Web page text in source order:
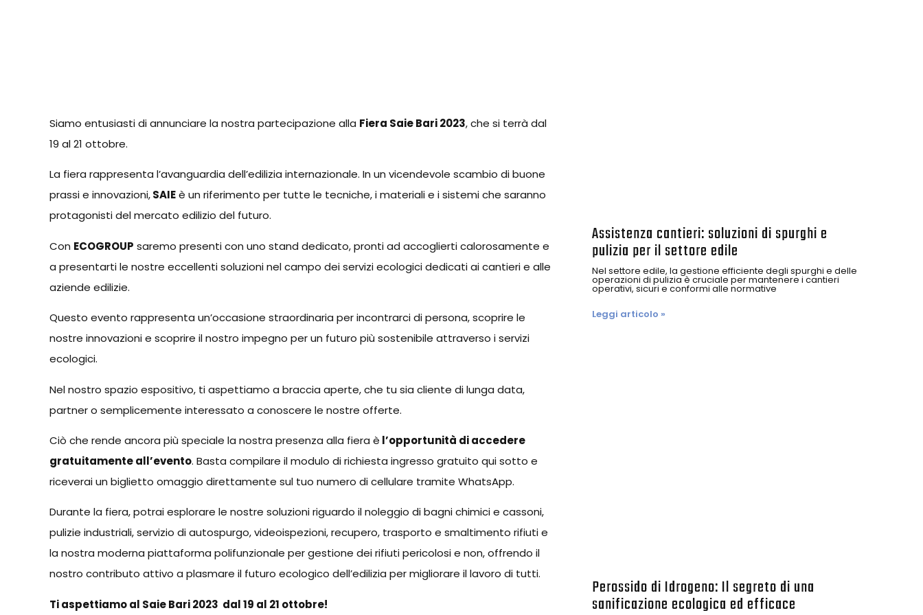
Siamo entusiasti di annunciare la nostra partecipazione alla Fiera Saie Bari 2023, che si terrà dal
19 al 21 ottobre.
La fiera rappresenta l’avanguardia dell’edilizia internazionale. In un vicendevole scambio di buone
prassi e innovazioni,SAIEè un riferimento per tutte le tecniche, i materiali e i sistemi che saranno
protagonisti del mercato edilizio del futuro.
Con ECOGROUP saremo presenti con uno stand dedicato, pronti ad accoglierti calorosamente e
a presentarti le nostre eccellenti soluzioni nel campo dei servizi ecologici dedicati ai cantieri e alle
aziende edilizie.
Questo evento rappresenta un’occasione straordinaria per incontrarci di persona, scoprire le
nostre innovazioni e scoprire il nostro impegno per un futuro più sostenibile attraverso i servizi
ecologici.
Nel nostro spazio espositivo, ti aspettiamo a braccia aperte, che tu sia cliente di lunga data,
partner o semplicemente interessato a conoscere le nostre offerte.
Ciò che rende ancora più speciale la nostra presenza alla fiera è l’opportunità di accedere
gratuitamente all’evento. Basta compilare il modulo di richiesta ingresso gratuito qui sotto e
riceverai un biglietto omaggio direttamente sul tuo numero di cellulare tramite WhatsApp.
Durante la fiera, potrai esplorare le nostre soluzioni riguardo il noleggio di bagni chimici e cassoni,
pulizie industriali, servizio di autospurgo, videoispezioni, recupero, trasporto e smaltimento rifiuti e
la nostra moderna piattaforma polifunzionale per gestione dei rifiuti pericolosi e non, offrendo il
nostro contributo attivo a plasmare il futuro ecologico dell’edilizia per migliorare il lavoro di tutti.
Ti aspettiamo al Saie Bari 2023 dal 19 al 21 ottobre!
Assistenza cantieri: soluzioni di spurghi e
pulizia per il settore edile
Nel settore edile, la gestione efficiente degli spurghi e delle
operazioni di pulizia è cruciale per mantenere i cantieri
operativi, sicuri e conformi alle normative
Leggi articolo »
Perossido di Idrogeno: Il segreto di una
sanificazione ecologica ed efficace